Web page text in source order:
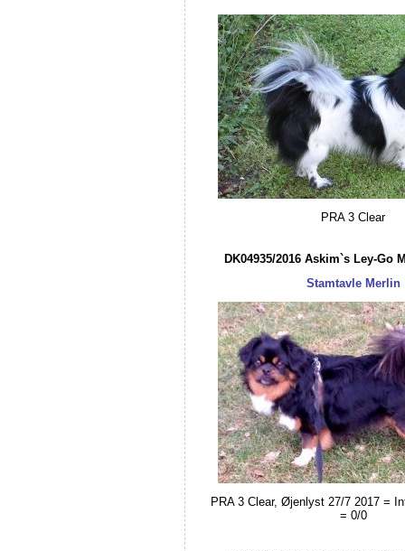
PRA 3 Clear
DK04935/2016 Askim`s Ley-Go
Stamtavle Merlin
PRA 3 Clear, Øjenlyst 27/7 2017 =
= 0/0